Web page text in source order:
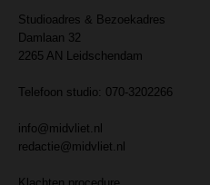
Studioadres & Bezoekadres
Damlaan 32
2265 AN Leidschendam
Telefoon studio: 070-3202266
info@midvliet.nl
redactie@midvliet.nl